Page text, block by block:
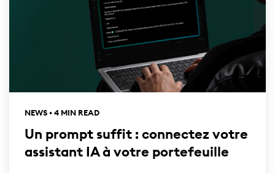
NEWS • 4 MIN READ
Un prompt suffit : connectez votre
assistant IA à votre portefeuille